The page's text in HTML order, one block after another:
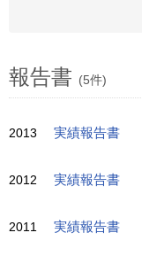
報告書 (5件)
2013 実績報告書
2012 実績報告書
2011 実績報告書